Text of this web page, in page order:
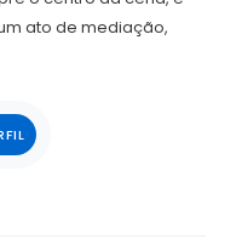
ato de mediação,